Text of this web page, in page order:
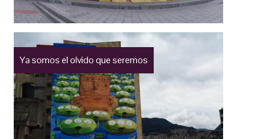
Ya somos el olvido que seremos